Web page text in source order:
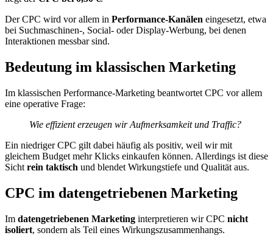
Der CPC wird vor allem in Performance-Kanälen eingesetzt, etwa
bei Suchmaschinen-, Social- oder Display-Werbung, bei denen
Interaktionen messbar sind.
Bedeutung im klassischen Marketing
Im klassischen Performance-Marketing beantwortet CPC vor allem
eine operative Frage:
Wie effizient erzeugen wir Aufmerksamkeit und Traffic?
Ein niedriger CPC gilt dabei häufig als positiv, weil wir mit
gleichem Budget mehr Klicks einkaufen können. Allerdings ist diese
Sicht rein taktisch und blendet Wirkungstiefe und Qualität aus.
CPC im datengetriebenen Marketing
Im datengetriebenen Marketing interpretieren wir CPC nicht
isoliert, sondern als Teil eines Wirkungszusammenhangs.